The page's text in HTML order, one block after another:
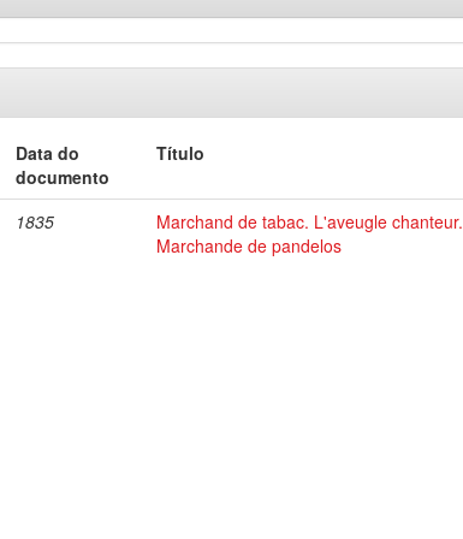
Data do
documento
Título
1835
Marchand de tabac. L'aveugle chanteur.
Marchande de pandelos